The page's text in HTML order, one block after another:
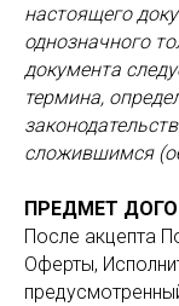
настоящего
однозначного
документа
термина,
сложившимся
ПРЕДМЕТ
После акцепта
Оферты,